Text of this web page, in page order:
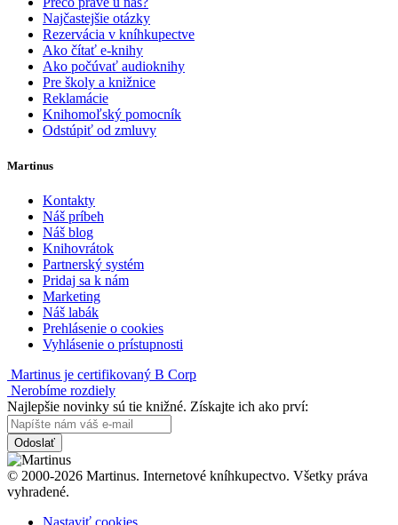
Najčastejšie otázky
Rezervácia v kníhkupectve
Ako čítať e-knihy
Ako počúvať audioknihy
Pre školy a knižnice
Reklamácie
Knihomoľský pomocník
Odstúpiť od zmluvy
Martinus
Kontakty
Náš príbeh
Náš blog
Knihovrátok
Partnerský systém
Pridaj sa k nám
Marketing
Náš labák
Prehlásenie o cookies
Vyhlásenie o prístupnosti
Martinus je certifikovaný B Corp
Nerobíme rozdiely
Najlepšie novinky sú tie knižné. Získajte ich ako prví:
Odoslať
© 2000-2026 Martinus. Internetové kníhkupectvo. Všetky práva
vyhradené.
Nastaviť cookies